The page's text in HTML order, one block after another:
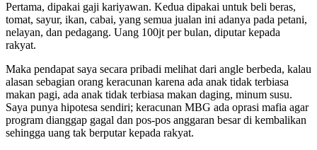
Pertama, dipakai gaji kariyawan. Kedua dipakai untuk beli beras,
tomat, sayur, ikan, cabai, yang semua jualan ini adanya pada petani,
nelayan, dan pedagang. Uang 100jt per bulan, diputar kepada
rakyat.
Maka pendapat saya secara pribadi melihat dari angle berbeda, kalau
alasan sebagian orang keracunan karena ada anak tidak terbiasa
makan pagi, ada anak tidak terbiasa makan daging, minum susu.
Saya punya hipotesa sendiri; keracunan MBG ada oprasi mafia agar
program dianggap gagal dan pos-pos anggaran besar di kembalikan
sehingga uang tak berputar kepada rakyat.